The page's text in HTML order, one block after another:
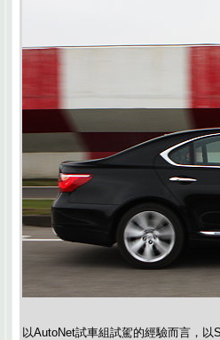
以AutoNet試車組試駕的經驗而言，